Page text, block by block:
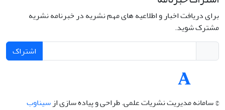
برای دریافت اخبار و اطلاعیه های مهم نشریه در خبرنامه نشریه
مشترک شوید.
اشتراک
© سامانه مدیریت نشریات علمی.طراحی و پیاده سازی از سیناوب